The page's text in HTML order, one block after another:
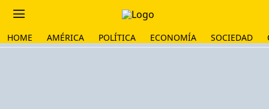
HOME AMÉRICA POLÍTICA ECONOMÍA SOCIEDAD